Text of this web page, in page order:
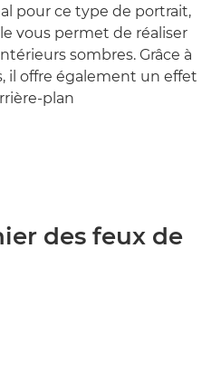
pour ce type de portrait,
vous permet de réaliser
sombres. Grâce à
il offre également un effet
plan
des feux de